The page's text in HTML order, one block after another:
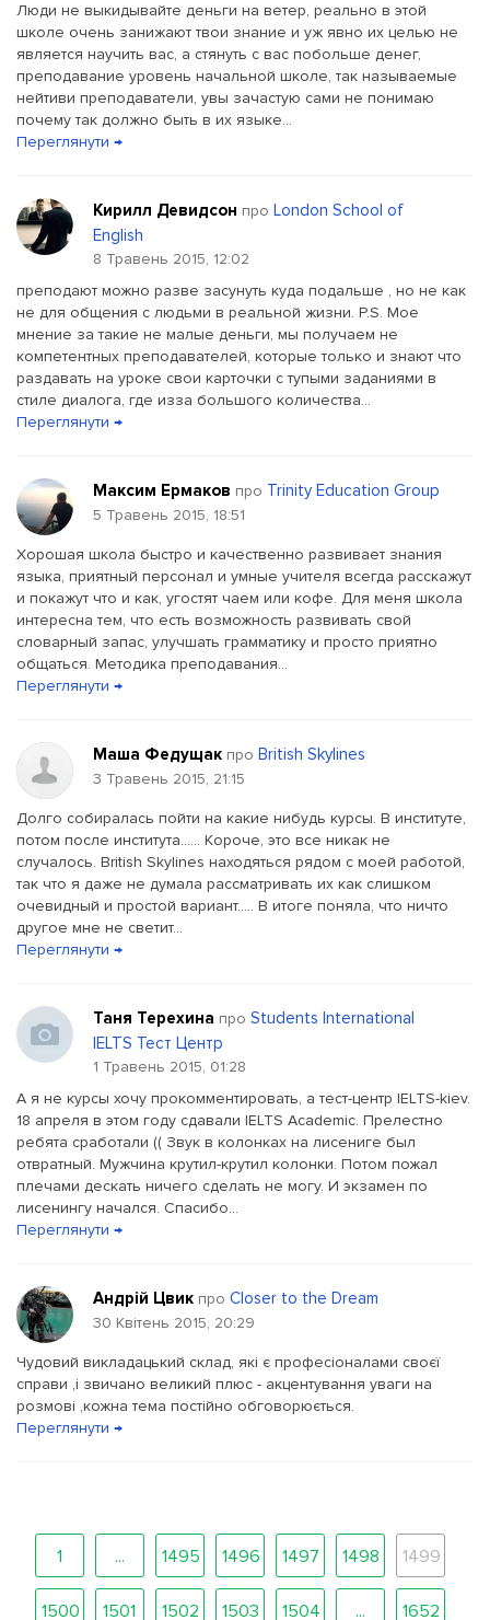
Люди не выкидывайте деньги на ветер, реально в этой
школе очень занижают твои знание и уж явно их целью не
является научить вас, а стянуть с вас побольше денег,
преподавание уровень начальной школе, так называемые
нейтиви преподаватели, увы зачастую сами не понимаю
почему так должно быть в их языке...
Переглянути →
Кирилл Девидсон про London School of
English
8 Травень 2015, 12:02
преподают можно разве засунуть куда подальше , но не как
не для общения с людьми в реальной жизни. P.S. Мое
мнение за такие не малые деньги, мы получаем не
компетентных преподавателей, которые только и знают что
раздавать на уроке свои карточки с тупыми заданиями в
стиле диалога, где изза большого количества...
Переглянути →
Максим Ермаков про Trinity Education Group
5 Травень 2015, 18:51
Хорошая школа быстро и качественно развивает знания
языка, приятный персонал и умные учителя всегда расскажут
и покажут что и как, угостят чаем или кофе. Для меня школа
интересна тем, что есть возможность развивать свой
словарный запас, улучшать грамматику и просто приятно
общаться. Методика преподавания...
Переглянути →
Маша Федущак про British Skylines
3 Травень 2015, 21:15
Долго собиралась пойти на какие нибудь курсы. В институте,
потом после института...... Короче, это все никак не
случалось. British Skylines находяться рядом с моей работой,
так что я даже не думала рассматривать их как слишком
очевидный и простой вариант..... В итоге поняла, что ничто
другое мне не светит...
Переглянути →
Таня Терехина про Students International
IELTS Тест Центр
1 Травень 2015, 01:28
А я не курсы хочу прокомментировать, а тест-центр IELTS-kiev.
18 апреля в этом году сдавали IELTS Academic. Прелестно
ребята сработали (( Звук в колонках на лисениге был
отвратный. Мужчина крутил-крутил колонки. Потом пожал
плечами дескать ничего сделать не могу. И экзамен по
лисенингу начался. Спасибо...
Переглянути →
Андрій Цвик про Closer to the Dream
30 Квітень 2015, 20:29
Чудовий викладацький склад, які є професіоналами своєї
справи ,і звичано великий плюс - акцентування уваги на
розмові ,кожна тема постійно обговорюється.
Переглянути →
1 ... 1495 1496 1497 1498 1499
1500 1501 1502 1503 1504 ... 1652